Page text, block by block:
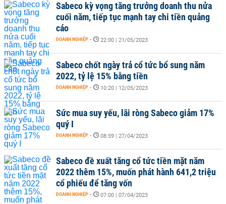
Sabeco kỳ vọng tăng trưởng doanh thu nửa
cuối năm, tiếp tục mạnh tay chi tiền quảng
cáo
DOANH NGHIỆP - 22:00 | 21/05/2023
Sabeco chốt ngày trả cổ tức bổ sung năm
2022, tỷ lệ 15% bằng tiền
DOANH NGHIỆP - 10:20 | 12/05/2023
Sức mua suy yếu, lãi ròng Sabeco giảm 17%
quý I
DOANH NGHIỆP - 08:59 | 27/04/2023
Sabeco đề xuất tăng cổ tức tiền mặt năm
2022 thêm 15%, muốn phát hành 641,2 triệu
cổ phiếu để tăng vốn
DOANH NGHIỆP - 07:00 | 07/04/2023